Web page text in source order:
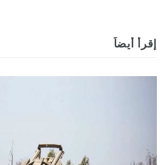
إقرأ أيضاً